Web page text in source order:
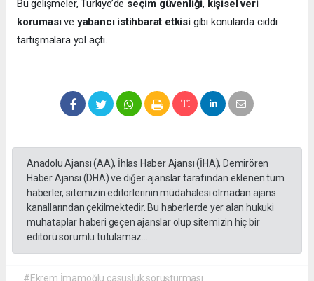
Bu gelişmeler, Türkiye’de seçim güvenliği, kişisel veri
korumasıve yabancı istihbarat etkisigibi konularda ciddi
tartışmalara yol açtı.
Anadolu Ajansı (AA), İhlas Haber Ajansı (İHA), Demirören
Haber Ajansı (DHA) ve diğer ajanslar tarafından eklenen tüm
haberler, sitemizin editörlerinin müdahalesi olmadan ajans
kanallarından çekilmektedir. Bu haberlerde yer alan hukuki
muhataplar haberi geçen ajanslar olup sitemizin hiç bir
editörü sorumlu tutulamaz...
#Ekrem İmamoğlu casusluk soruşturması